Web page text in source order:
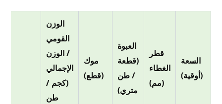
السعة
(أوقية)
قطر
الغطاء
(مم)
العبوة
(قطعة
/ طن
متري)
موك
(قطع)
الوزن
القومي
/ الوزن
الإجمالي
(كجم /
طن